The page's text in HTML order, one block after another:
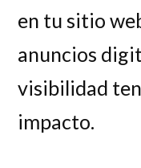
en tu sitio
anuncios
visibilidad
impacto.